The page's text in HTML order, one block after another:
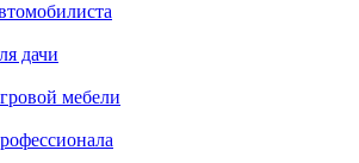
дачи
мебели